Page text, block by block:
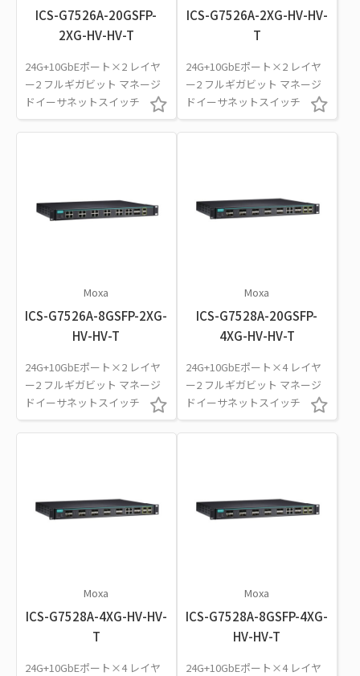
ICS-G7526A-20GSFP-
2XG-HV-HV-T
24G+10GbEポート×2 レイヤ
ー2 フルギガビット マネージ
ドイーサネットスイッチ
ICS-G7526A-2XG-HV-HV-
T
24G+10GbEポート×2 レイヤ
ー2 フルギガビット マネージ
ドイーサネットスイッチ
Moxa
ICS-G7526A-8GSFP-2XG-
HV-HV-T
24G+10GbEポート×2 レイヤ
ー2 フルギガビット マネージ
ドイーサネットスイッチ
Moxa
ICS-G7528A-20GSFP-
4XG-HV-HV-T
24G+10GbEポート×4 レイヤ
ー2 フルギガビット マネージ
ドイーサネットスイッチ
Moxa
ICS-G7528A-4XG-HV-HV-
T
24G+10GbEポート×4 レイヤ
Moxa
ICS-G7528A-8GSFP-4XG-
HV-HV-T
24G+10GbEポート×4 レイヤ